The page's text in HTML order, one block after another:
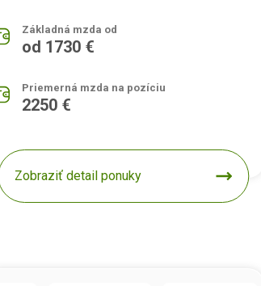
Základná mzda od
od 1730 €
Priemerná mzda na pozíciu
2250 €
Zobraziť detail ponuky